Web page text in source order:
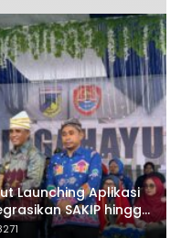
Launching Aplikasi
SAKIP hingga